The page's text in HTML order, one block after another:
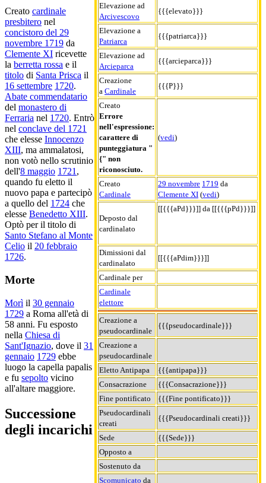
Elevazione ad
Arcivescovo
{{{elevato}}}
Elevazione a
Patriarca
{{{patriarca}}}
Elevazione ad
Arcieparca
{{{arcieparca}}}
Creazione
a Cardinale
{{{P}}}
Creato
Errore
nell'espressione:
carattere di
punteggiatura "
{" non
riconosciuto.
(vedi)
Creato
Cardinale
29 novembre 1719 da
Clemente XI (vedi)
Deposto dal
cardinalato
[[{{{aPd}}}]] da [[{{{pPd}}}]]
Dimissioni dal
cardinalato
[[{{{aPdim}}}]]
Cardinale per
Cardinale
elettore
Creazione a
pseudocardinale
{{{pseudocardinale}}}
Creazione a
pseudocardinale
Eletto Antipapa
{{{antipapa}}}
Consacrazione
{{{Consacrazione}}}
Fine pontificato
{{{Fine pontificato}}}
Pseudocardinali
creati
{{{Pseudocardinali creati}}}
Sede
{{{Sede}}}
Opposto a
Sostenuto da
Scomunicato da
Creato cardinale
presbitero nel
concistoro del 29
novembre 1719 da
Clemente XI ricevette
la berretta rossa e il
titolo di Santa Prisca il
16 settembre 1720.
Abate commendatario
del monastero di
Ferraria nel 1720. Entrò
nel conclave del 1721
che elesse Innocenzo
XIII, ma ammalatosi,
non votò nello scrutinio
dell'8 maggio 1721 ,
quando fu eletto il
nuovo papa e partecipò
a quello del 1724 che
elesse Benedetto XIII.
Optò per il titolo di
Santo Stefano al Monte
Celio il 20 febbraio
1726.
Morte
Morì il 30 gennaio
1729 a Roma all'età di
58 anni. Fu esposto
nella Chiesa di
Sant'Ignazio, dove il 31
gennaio 1729 ebbe
luogo la capella papalis
e fu sepolto vicino
all'altare maggiore.
Successione
degli incarichi